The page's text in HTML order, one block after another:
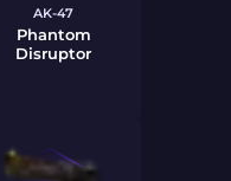
AK-47
Phantom
Disruptor